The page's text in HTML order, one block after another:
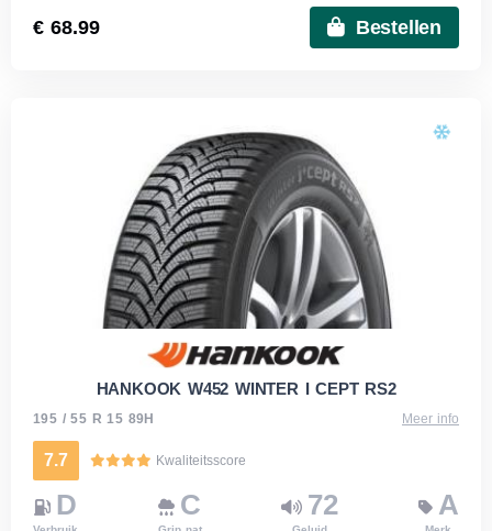
€ 68.99 Bestellen
HANKOOK W452 WINTER I CEPT RS2
195 / 55 R 15 89H Meer info
7.7 Kwaliteitsscore
D C 72 A